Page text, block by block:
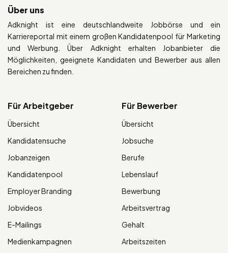
Über uns
Adknight ist eine deutschlandweite Jobbörse und ein
Karriereportal mit einem großen Kandidatenpool für Marketing
und Werbung. Über Adknight erhalten Jobanbieter die
Möglichkeiten, geeignete Kandidaten und Bewerber aus allen
Bereichen zu finden.
Für Arbeitgeber
Übersicht
Kandidatensuche
Jobanzeigen
Kandidatenpool
Employer Branding
Jobvideos
E-Mailings
Medienkampagnen
Für Bewerber
Übersicht
Jobsuche
Berufe
Lebenslauf
Bewerbung
Arbeitsvertrag
Gehalt
Arbeitszeiten